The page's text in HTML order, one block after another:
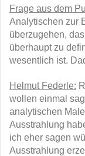
Frage aus dem
Analytischen zur
überzugehen,
überhaupt zu
wesentlich ist.
Helmut Federle:
wollen einmal
analytischen
Ausstrahlung
ich eher sagen
Ausstrahlung